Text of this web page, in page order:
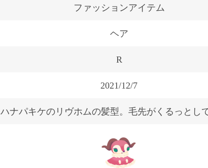
ファッションアイテム
ヘア
R
2021/12/7
ハナパキケのリヴホムの髪型。毛先がくるっとし